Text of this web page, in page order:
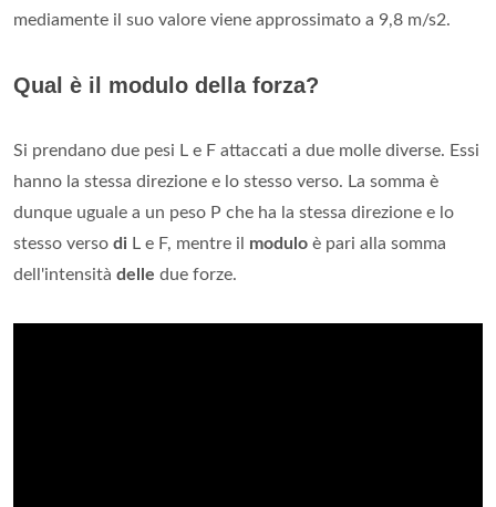
mediamente il suo valore viene approssimato a 9,8 m/s2.
Qual è il modulo della forza?
Si prendano due pesi L e F attaccati a due molle diverse. Essi
hanno la stessa direzione e lo stesso verso. La somma è
dunque uguale a un peso P che ha la stessa direzione e lo
stesso verso di L e F, mentre il modulo è pari alla somma
dell'intensità delle due forze.